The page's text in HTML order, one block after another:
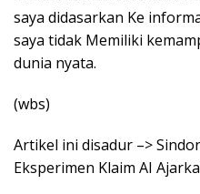
saya didasarkan Ke
saya tidak Memiliki
dunia nyata.
(wbs)
Artikel ini disadur –>
Eksperimen Klaim AI